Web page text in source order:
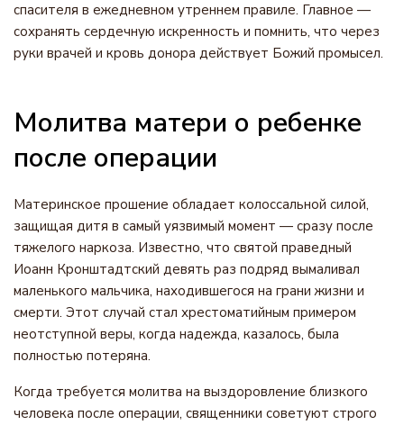
спасителя в ежедневном утреннем правиле. Главное —
сохранять сердечную искренность и помнить, что через
руки врачей и кровь донора действует Божий промысел.
Молитва матери о ребенке
после операции
Материнское прошение обладает колоссальной силой,
защищая дитя в самый уязвимый момент — сразу после
тяжелого наркоза. Известно, что святой праведный
Иоанн Кронштадтский девять раз подряд вымаливал
маленького мальчика, находившегося на грани жизни и
смерти. Этот случай стал хрестоматийным примером
неотступной веры, когда надежда, казалось, была
полностью потеряна.
Когда требуется молитва на выздоровление близкого
человека после операции, священники советуют строго